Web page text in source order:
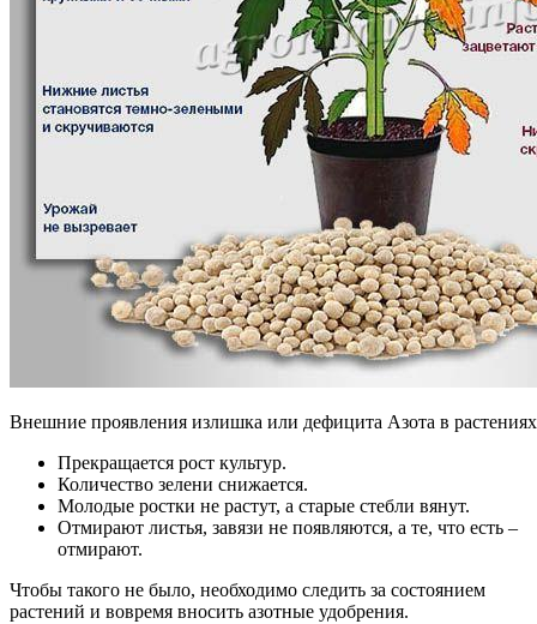
Внешние проявления излишка или дефицита Азота в растениях
Прекращается рост культур.
Количество зелени снижается.
Молодые ростки не растут, а старые стебли вянут.
Отмирают листья, завязи не появляются, а те, что есть –
отмирают.
Чтобы такого не было, необходимо следить за состоянием
растений и вовремя вносить азотные удобрения.